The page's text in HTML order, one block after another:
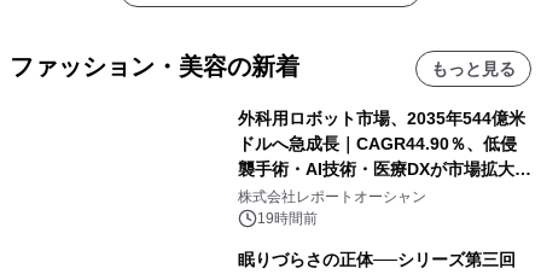
ファッション・美容の新着 もっと見る
外科用ロボット市場、2035年544億米
ドルへ急成長｜CAGR44.90％、低侵
襲手術・AI技術・医療DXが市場拡大を
牽引
株式会社レポートオーシャン
19時間前
眠りづらさの正体──シリーズ第三回